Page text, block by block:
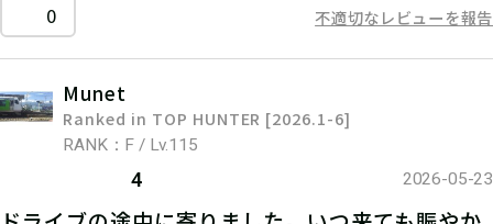
0 不適切なレビューを報告
Munet
Ranked in TOP HUNTER [2026.1-6]
RANK：F / Lv.115
4 2026-05-23